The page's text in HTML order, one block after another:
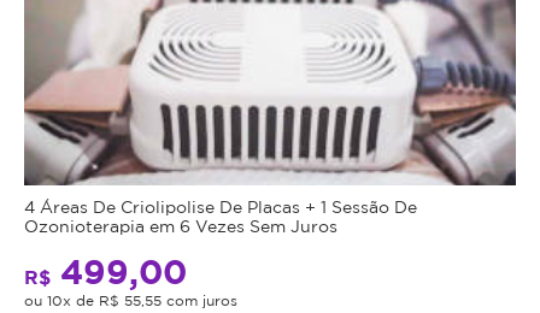
4 Áreas De Criolipolise De Placas + 1 Sessão De
Ozonioterapia em 6 Vezes Sem Juros
R$ 499,00
ou 10x de R$ 55,55 com juros